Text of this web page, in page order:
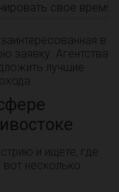
свое время
в
заявку. Агентства
лучшие
и ищете, где
несколько